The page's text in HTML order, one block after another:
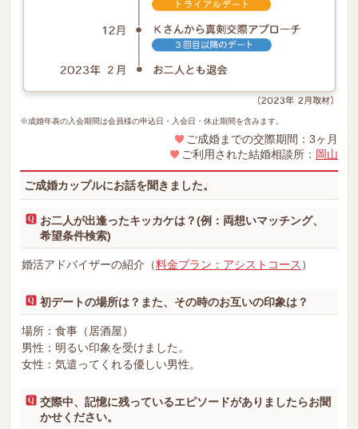
※成婚年表の入会期間は会員様の申込日・入会日・休止期間を含みます。
ご成婚までの交際期間：3ヶ月
ご利用された結婚相談所： 岡山
ご成婚カップルにお話を聞きました。
お二人が出逢ったキッカケは？(例：両想いマッチング、
希望条件検索)
婚活アドバイザーの紹介（料金プラン：アシストコース ）
初デートの場所は？また、その時のお互いの印象は？
場所：食事（居酒屋）
男性：明るい印象を受けました。
女性：気遣ってくれる優しい男性。
交際中、記憶に残っているエピソードがありましたらお聞
かせください。